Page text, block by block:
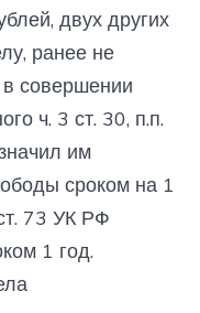
двух других
ранее не
совершении
ч. 3 ст. 30, п.п.
им
сроком на 1
73 УК РФ
1 год.